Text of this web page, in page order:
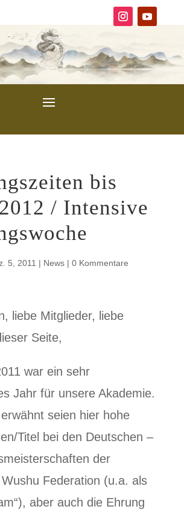
bis
/ Intensive
5, 2011 | News| 0 Kommentare
liebe Mitglieder, liebe
Seite,
war ein sehr
Jahr für unsere Akademie.
seien hier hohe
Titel bei den Deutschen –
der
Federation (u.a. als
aber auch die Ehrung